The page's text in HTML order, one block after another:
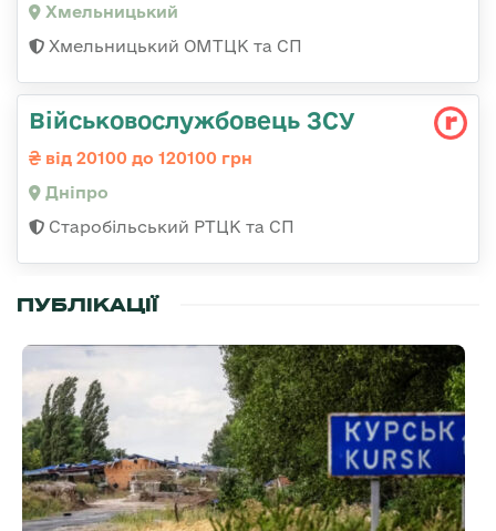
Хмельницький
Хмельницький ОМТЦК та СП
Військовослужбовець ЗСУ
від 20100 до 120100 грн
Дніпро
Старобільський РТЦК та СП
ПУБЛІКАЦІЇ